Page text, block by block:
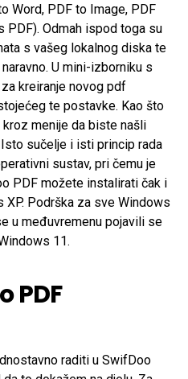
Word, PDF to Image, PDF
PDF). Odmah ispod toga su
s vašeg lokalnog diska te
U mini-izborniku s
kreiranje novog pdf
te postavke. Kao što
menije da biste našli
sučelje i isti princip rada
sustav, pri čemu je
PDF možete instalirati čak i
XP. Podrška za sve Windows
u međuvremenu pojavili se
11.
PDF
raditi u SwifDoo